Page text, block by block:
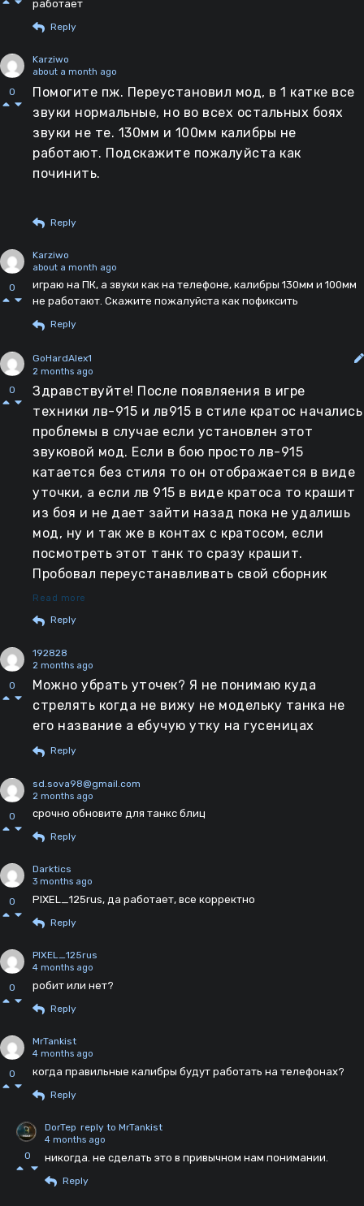
работает
Reply
0
Karziwo
about a month ago
Помогите пж. Переустановил мод, в 1 катке все
звуки нормальные, но во всех остальных боях
звуки не те. 130мм и 100мм калибры не
работают. Подскажите пожалуйста как
починить.
Reply
0
Karziwo
about a month ago
играю на ПК, а звуки как на телефоне, калибры 130мм и 100мм
не работают. Скажите пожалуйста как пофиксить
Reply
0
GoHardAlex1
2 months ago
Здравствуйте! После появляения в игре
техники лв-915 и лв915 в стиле кратос начались
проблемы в случае если установлен этот
звуковой мод. Если в бою просто лв-915
катается без стиля то он отображается в виде
уточки, а если лв 915 в виде кратоса то крашит
из боя и не дает зайти назад пока не удалишь
мод, ну и так же в контах с кратосом, если
посмотреть этот танк то сразу крашит.
Пробовал переустанавливать свой сборник
модов, запихивал по однму и в итоге заметил
что проблема именно из за звуков. Без этого
исправно отображается и не крашит из игры.
Обновите пожалуйста мод если будет такая
возможность, мне он очень нравится, с ним
намного лучше играется в игру и ощущается
происходящее в бою. Потому что стоковые
звуки лесты очень такие глухие, танк стреляет
со звуком птуффф, очень скучно и глухо, а с
вашим модом на звуки звуки такие живые
становятся, звоникие, басистые, сразу
интереснее играть становится
Read more
Reply
0
192828
2 months ago
Можно убрать уточек? Я не понимаю куда
стрелять когда не вижу не модельку танка не
его название а ебучую утку на гусеницах
Reply
0
sd.sova98@gmail.com
2 months ago
срочно обновите для танкс блиц
Reply
0
Darktics
3 months ago
PIXEL_125rus, да работает, все корректно
Reply
0
PIXEL_125rus
4 months ago
робит или нет?
Reply
0
MrTankist
4 months ago
когда правильные калибры будут работать на телефонах?
Reply
0
DorTep reply to MrTankist
4 months ago
никогда. не сделать это в привычном нам понимании.
Reply